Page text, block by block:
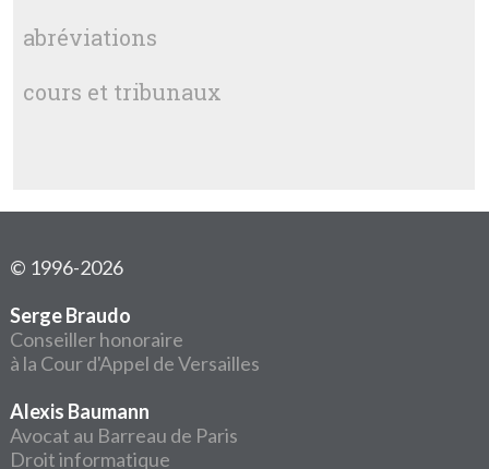
abréviations
cours et tribunaux
© 1996-2026
Serge Braudo
Conseiller honoraire
à la Cour d'Appel de Versailles
Alexis Baumann
Avocat au Barreau de Paris
Droit informatique